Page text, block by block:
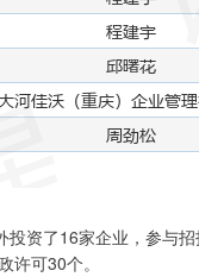
资了16家企业，参与
可30个。